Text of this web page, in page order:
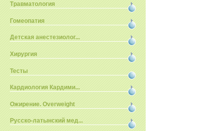
Травматология
Гомеопатия
Детская анестезиолог...
Хирургия
Тесты
Кардиология Кардими...
Ожирение. Overweight
Русско-латынский мед...